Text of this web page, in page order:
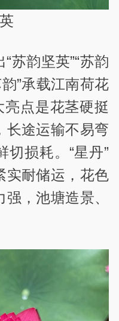
苏韵坚英”“苏韵
”承载江南荷花
亮点是花茎硬挺
长途运输不易弯
切损耗。“星丹”
实耐储运，花色
，池塘造景、